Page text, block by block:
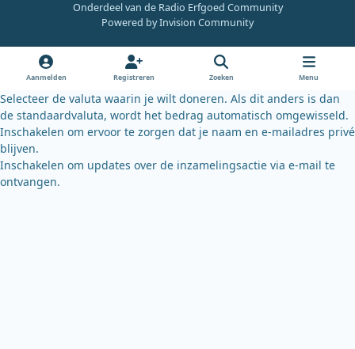
e
k
k
y
Onderdeel van de Radio Erfgoed Community
Powered byInvision Community
Aanmelden Registreren Zoeken Menu
Selecteer de valuta waarin je wilt doneren. Als dit anders is dan
de standaardvaluta, wordt het bedrag automatisch omgewisseld.
Inschakelen om ervoor te zorgen dat je naam en e-mailadres privé
blijven.
Inschakelen om updates over de inzamelingsactie via e-mail te
ontvangen.